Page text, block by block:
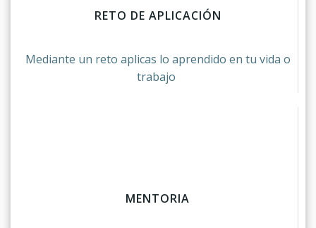
RETO DE APLICACIÓN
Mediante un reto aplicas lo aprendido en tu vida o
trabajo
MENTORIA